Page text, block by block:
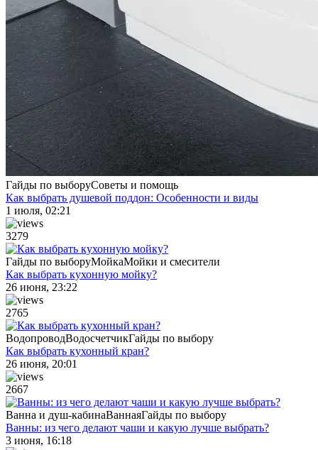
Гайды по выборуСоветы и помощь
Как выбрать душевой поддон: Особенности и виды
1 июля, 02:21
3279
Гайды по выборуМойкаМойки и смесители
Как выбрать кухонную мойку?
26 июня, 23:22
2765
ВодопроводВодосчетчикГайды по выбору
Как выбрать кухонный кран?
26 июня, 20:01
2667
Ванна и душ-кабинаВаннаяГайды по выбору
Ванны: из чего делают чаши и какую лучше выбрать?
3 июня, 16:18